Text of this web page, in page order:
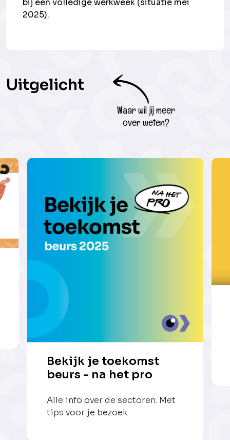
2025).
Uitgelicht
Waar wil jij meer
over weten?
Bekijk je toekomst
beurs - na het pro
Alle info over de sectoren. Met
tips voor je bezoek.